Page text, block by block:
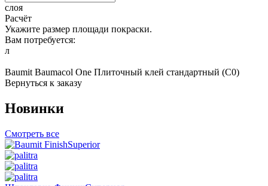
слоя
Расчёт
Укажите размер площади покраски.
Вам потребуется:
л
Baumit Baumacol One Плиточный клей стандартный (С0)
Вернуться к заказу
Новинки
Смотреть все